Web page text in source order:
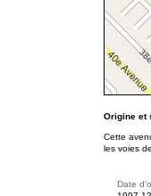
Origine et
Cette
les voies
Date